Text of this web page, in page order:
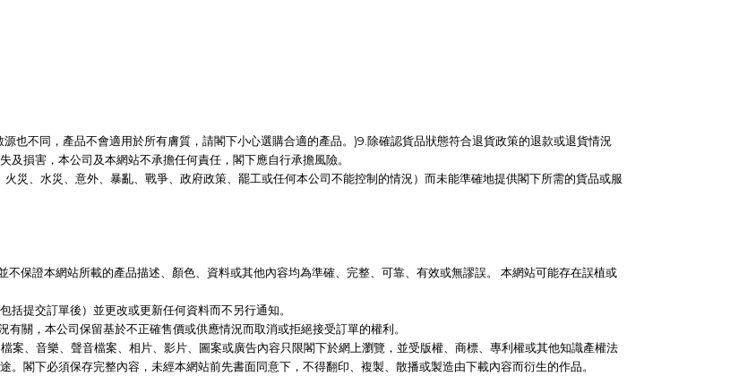
也不同，產品不會適用於所有膚質，請閣下小心選購合適的產品。)9.除確認貨品狀態符合退貨政策的退款或退貨情況
損害，本公司及本網站不承擔任何責任，閣下應自行承擔風險。
災、水災、意外、暴亂、戰爭、政府政策、罷工或任何本公司不能控制的情況）而未能準確地提供閣下所需的貨品或服
不保證本網站所載的產品描述、顏色、資料或其他內容均為準確、完整、可靠、有效或無謬誤。 本網站可能存在誤植或
提交訂單後）並更改或更新任何資料而不另行通知。
關，本公司保留基於不正確售價或供應情況而取消或拒絕接受訂單的權利。
案、音樂、聲音檔案、相片、影片、圖案或廣告內容只限閣下於網上瀏覽，並受版權、商標、專利權或其他知識產權法
閣下必須保存完整內容，未經本網站前先書面同意下，不得翻印、複製、散播或製造由下載內容而衍生的作品。